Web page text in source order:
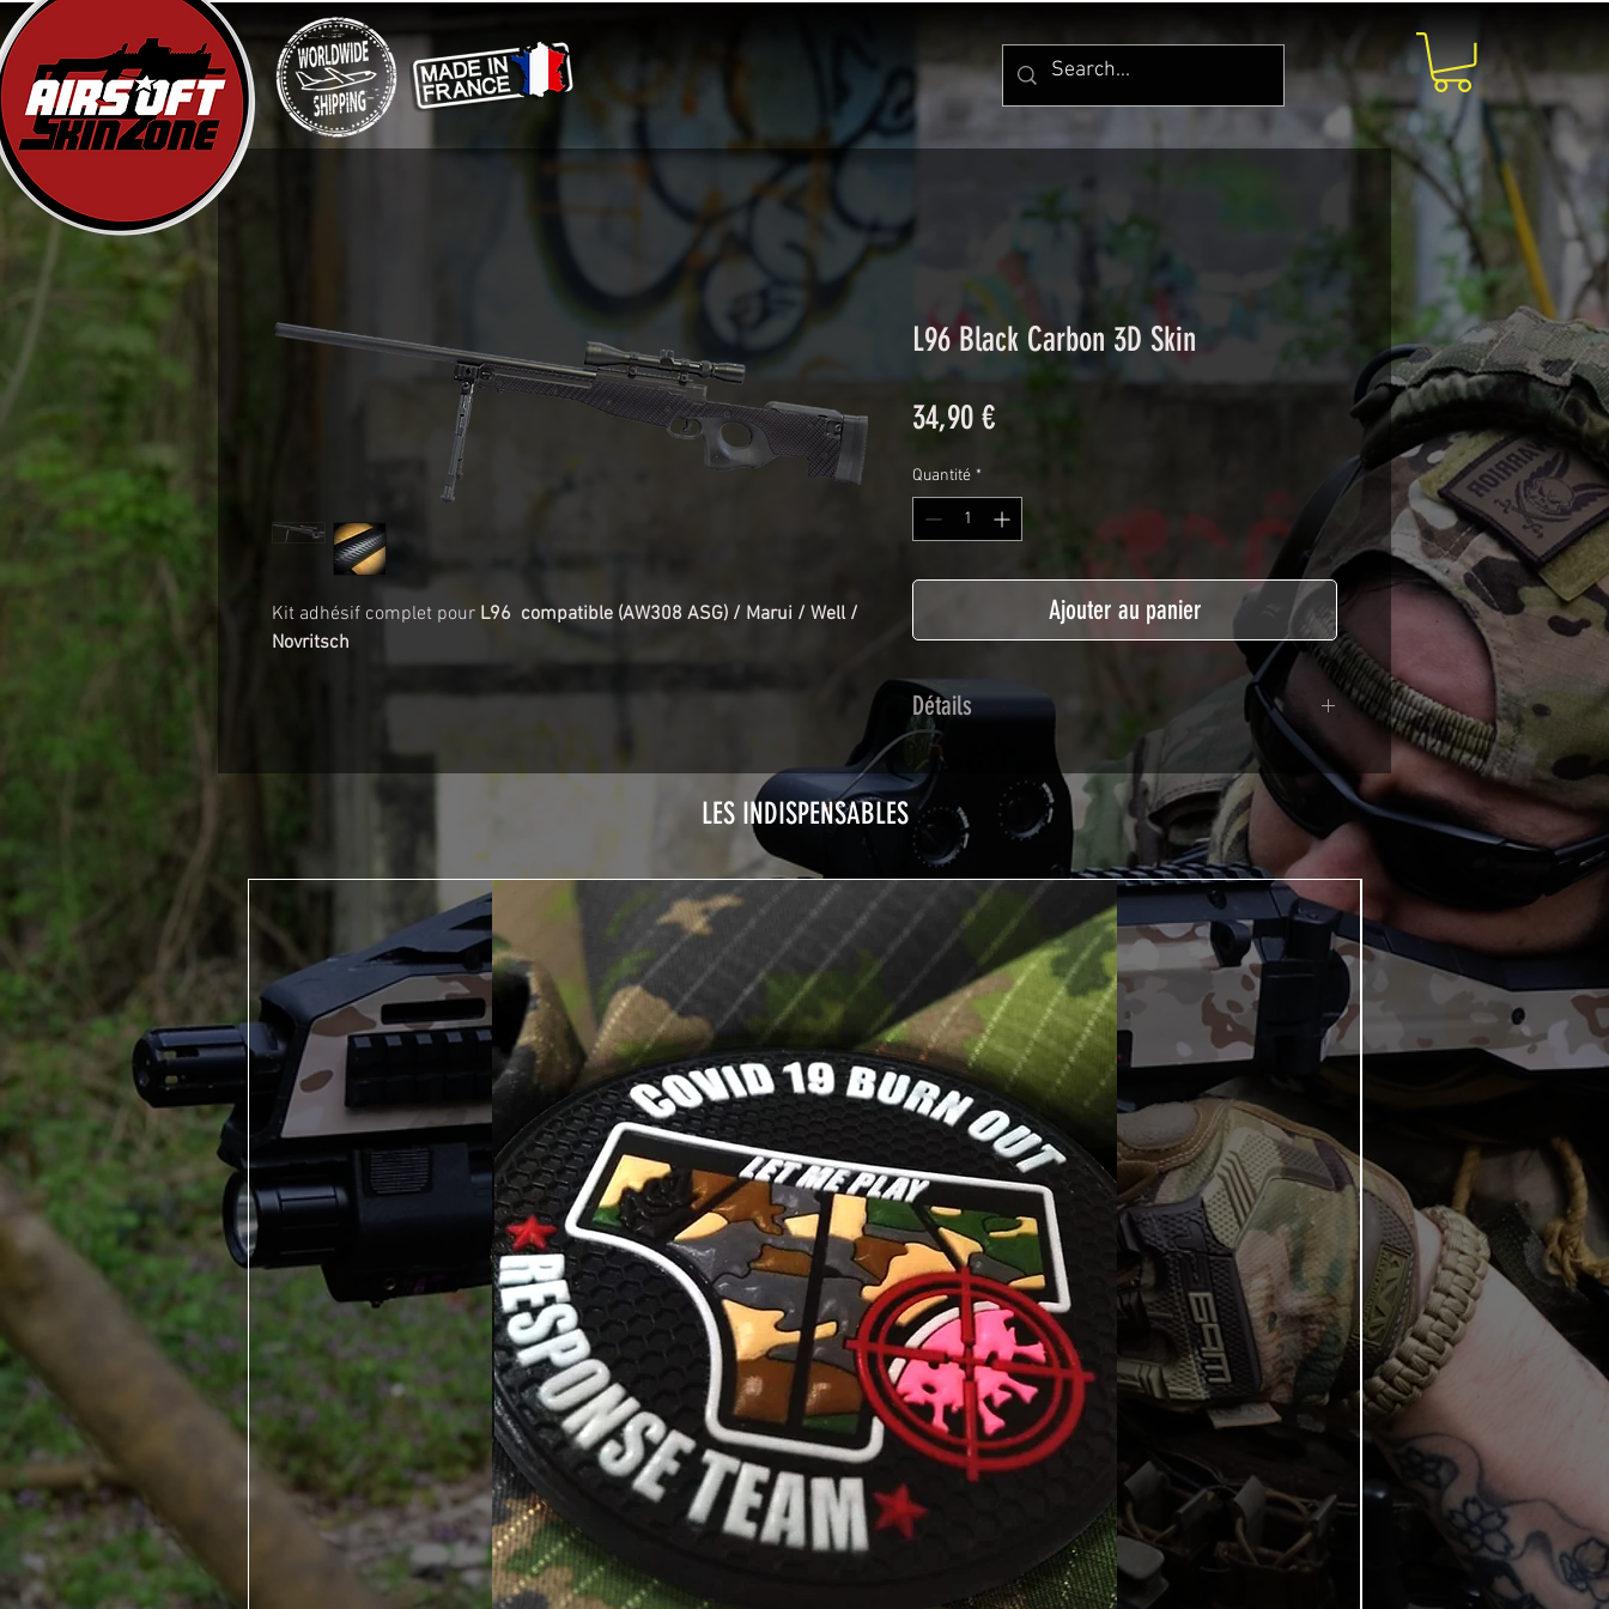
Kit adhésif complet pour L96 compatible (AW308 ASG) / Marui / Well /
Novritsch
L96 Black Carbon 3D Skin
34,90 €Prix
Quantité *
Ajouter au panier
Détails
Adhésif de type polymère coulé recouvert d'une
plastification protègeant des UV et des rayures.
Utilisé initialement pour le marquage de véhicule,
les adhésifs AirsoftSkinZone offrent une grande
durabilité et résistent aux intempéries.
Nettoyer sa réplique à l'aide d'un produit alcoolisé
avant toute installation est indispensable. Un
décapeur thermique ou un sèche cheveux sera
nécessaire à l'installation de votre Skin. Voir la
rubrique TUTOS / VIDEOS
LES INDISPENSABLES